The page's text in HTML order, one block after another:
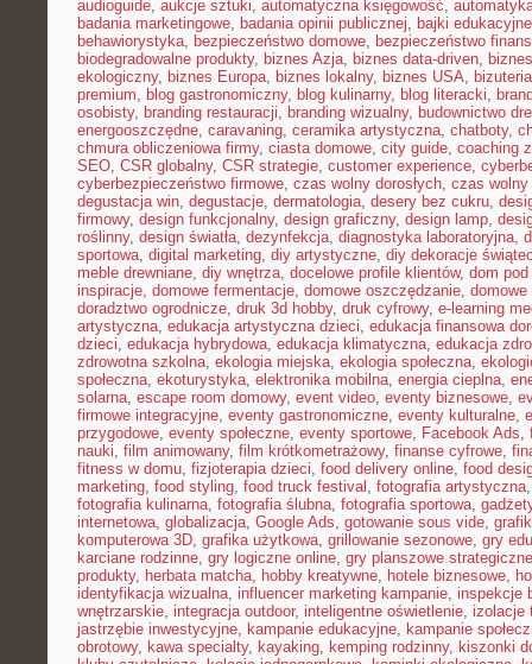
audioguide, aukcje sztuki, automatyczna księgowość,
badania marketingowe, badania opinii publicznej, bajki edukacyjne
behawiorystyka, bezpieczeństwo domowe, bezpieczeństwo
biodegradowalne produkty, biznes Azja, biznes data-driven,
ekologiczny, biznes Europa, biznes lokalny, biznes USA,
premium, blog gastronomiczny, blog kulinarny, blog literacki,
osobisty, branding restauracji, branding wizualny, budownictwo
energooszczędne, caravaning, ceramika artystyczna, chatboty,
chmura obliczeniowa firmy, ciasta domowe, city guide, coaching
SEO, CSR globalny, CSR strategie, customer experience,
cyberbezpieczeństwo firmowe, czas wolny dorosłych, czas
degustacja win, degustacje, dermatologia, desery bez cukru,
firmowy, design funkcjonalny, design graficzny, design lamp,
roślinny, design światła, dezynfekcja, diagnostyka laboratoryjna,
sportowa, digital marketing, diy artystyczne, diy dekoracje
meble drewniane, diy wnętrza, docelowe profile klientów, dom
inspiracje, domowe fermentacje, domowe oszczędzanie, domowe
doradztwo ogrodnicze, druk 3d hobby, druk cyfrowy, e-learning
artystyczna, edukacja artystyczna dzieci, edukacja finansowa
dzieci, edukacja hybrydowa, edukacja klimatyczna, edukacja
zdrowotna szkolna, ekologia miejska, ekologia społeczna,
społeczna, ekoturystyka, elektronika mobilna, energia cieplna,
solarna, escape room domowy, event video, eventy biznesowe,
firmowe integracyjne, eventy gastronomiczne, eventy kulturalne,
przygodowe, eventy społeczne, eventy sportowe, Facebook Ads,
nauki, film animowany, film krótkometrażowy, finanse cyfrowe,
fitness w domu, fizjoterapia dzieci, food delivery online, food
marketing, food styling, food truck festival , fotografia artystyczna
fotografia kulinarna, fotografia ślubna, fotografia sportowa,
internetowa, globalizacja, Google Ads, gotowanie sous vide,
komputerowa 3D, grafika użytkowa, grillowanie sezonowe, gry
karciane rodzinne, gry logiczne online, gry planszowe strategiczne
produkty, herbata matcha, hobby kreatywne, hotele biznesowe,
identyfikacja wizualna, influencer marketing kampanie, inspekcje
wnętrzarskie, integracja outdoor, inteligentne oświetlenie, izolacje
jastrzębie inwestycyjne, kampanie edukacyjne, kampanie
obrotowy, kawa specialty, kayaking, kemping rodzinny, kiszonki